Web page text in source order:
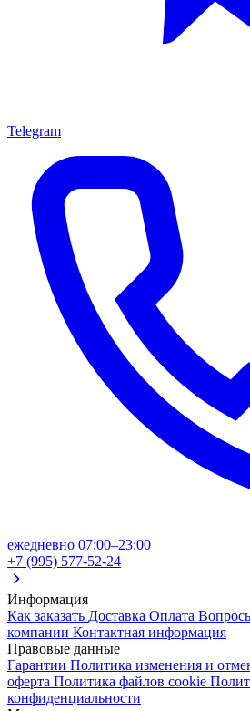
Telegram
ежедневно 07:00–23:00
+7 (995) 577-52-24
Информация
Как заказать Доставка Оплата
компании Контактная информация
Правовые данные
Гарантии Политика изменения и
оферта Политика файлов cookie
конфиденциальности